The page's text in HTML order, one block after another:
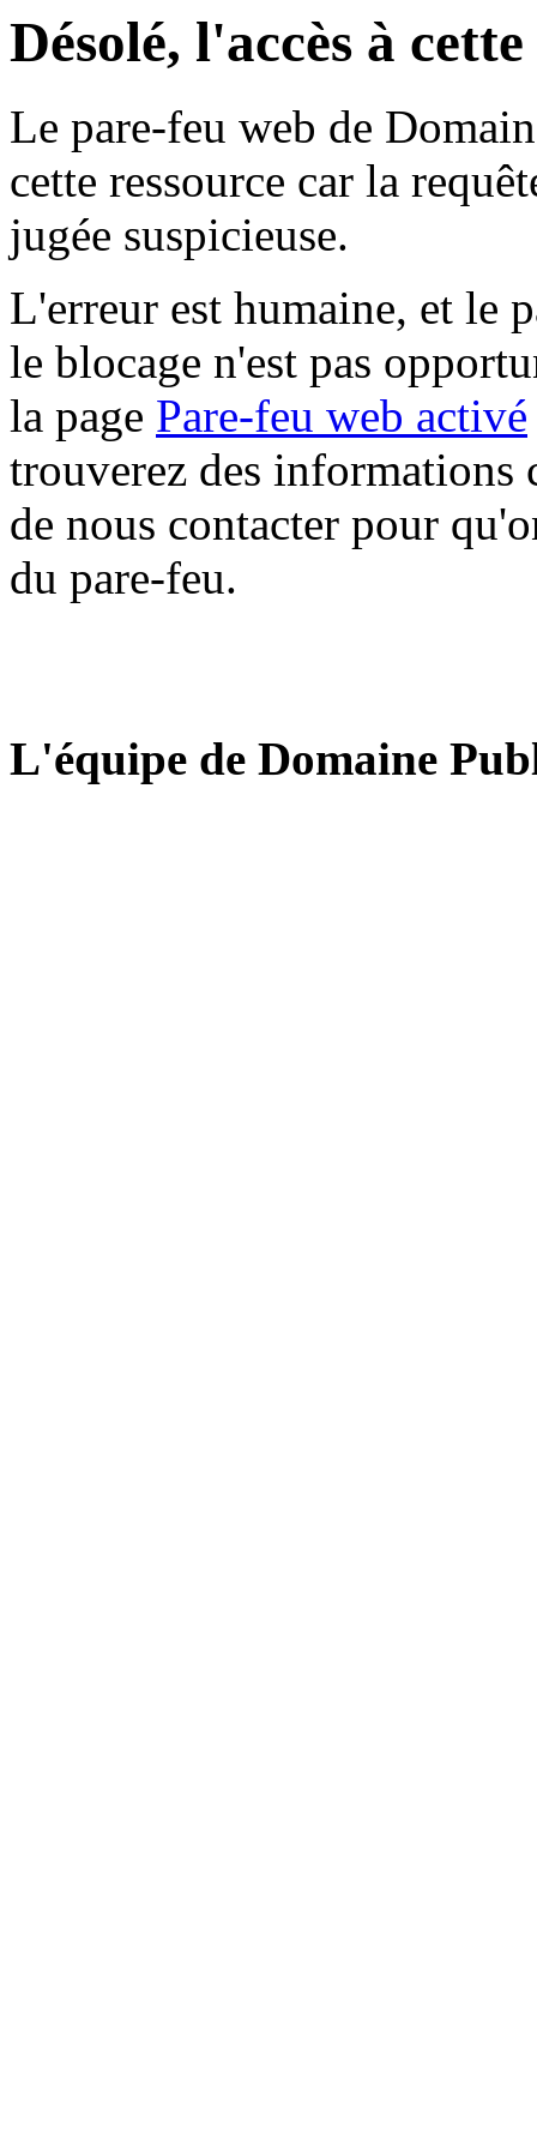
Désolé, l'accès à
Le pare-feu web de
cette ressource car la
jugée suspicieuse.
L'erreur est humaine, et le
le blocage n'est pas
la page Pare-feu web activé
trouverez des informations
de nous contacter pour
du pare-feu.
L'équipe de Domaine